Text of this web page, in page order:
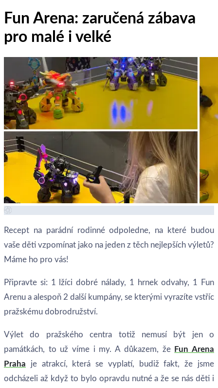
Fun Arena: zaručená zábava
pro malé i velké
Recept na parádní rodinné odpoledne, na které budou
vaše děti vzpomínat jako na jeden z těch nejlepších výletů?
Máme ho pro vás!
Připravte si: 1 lžíci dobré nálady, 1 hrnek odvahy, 1 Fun
Arenu a alespoň 2 další kumpány, se kterými vyrazíte vstříc
pražskému dobrodružství.
Výlet do pražského centra totiž nemusí být jen o
památkách, to už víme i my. A důkazem, že Fun Arena
Praha je atrakcí, která se vyplatí, budiž fakt, že jsme
odcházeli až když to bylo opravdu nutné a že se nás děti i